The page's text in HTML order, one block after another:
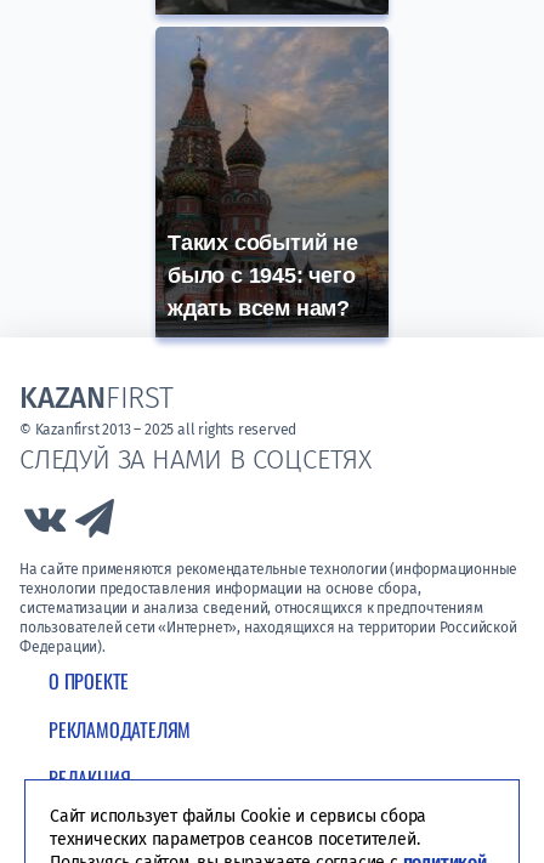
Таких событий не
было с 1945: чего
ждать всем нам?
О ПРОЕКТЕ
РЕКЛАМОДАТЕЛЯМ
РЕДАКЦИЯ
ПОЛИТИКА КОНФИДЕНЦИАЛЬНОСТИ
СЛЕДУЙ ЗА НАМИ В СОЦСЕТЯХ
Link to Vk
На сайте применяются рекомендательные технологии (информационные
технологии предоставления информации на основе сбора,
систематизации и анализа сведений, относящихся к предпочтениям
пользователей сети «Интернет», находящихся на территории Российской
Федерации).
KAZANFIRST
© Kazanfirst 2013 – 2025 all rights reserved
Сайт использует файлы Cookie и сервисы сбора
технических параметров сеансов посетителей.